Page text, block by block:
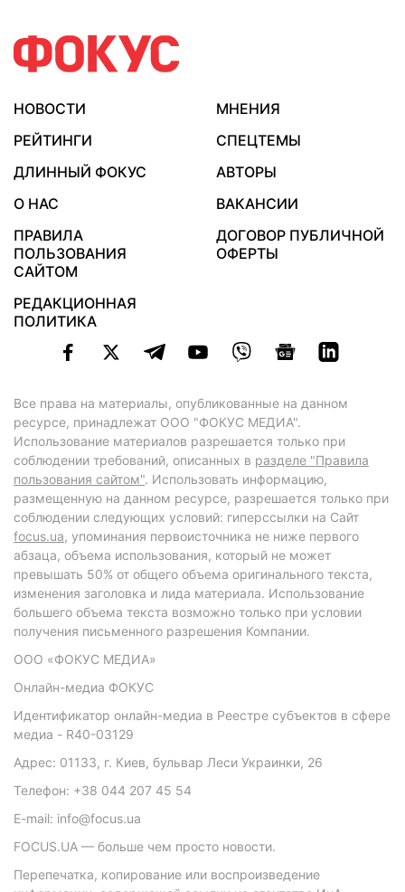
НОВОСТИ
МНЕНИЯ
РЕЙТИНГИ
СПЕЦТЕМЫ
ДЛИННЫЙ ФОКУС
АВТОРЫ
О НАС
ВАКАНСИИ
ПРАВИЛА
ПОЛЬЗОВАНИЯ
САЙТОМ
ДОГОВОР ПУБЛИЧНОЙ
ОФЕРТЫ
РЕДАКЦИОННАЯ
ПОЛИТИКА
Все права на материалы, опубликованные на данном
ресурсе, принадлежат ООО "ФОКУС МЕДИА".
Использование материалов разрешается только при
соблюдении требований, описанных в разделе "Правила
пользования сайтом". Использовать информацию,
размещенную на данном ресурсе, разрешается только при
соблюдении следующих условий: гиперссылки на Сайт
focus.ua, упоминания первоисточника не ниже первого
абзаца, объема использования, который не может
превышать 50% от общего объема оригинального текста,
изменения заголовка и лида материала. Использование
большего объема текста возможно только при условии
получения письменного разрешения Компании.
ООО «ФОКУС МЕДИА»
Онлайн-медиа ФОКУС
Идентификатор онлайн-медиа в Реестре субъектов в сфере
медиа - R40-03129
Адрес: 01133, г. Киев, бульвар Леси Украинки, 26
Телефон: +38 044 207 45 54
E-mail: info@focus.ua
FOCUS.UA — больше чем просто новости.
Перепечатка, копирование или воспроизведение